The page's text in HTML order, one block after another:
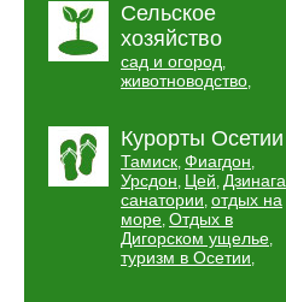
Сельское
хозяйство
сад и огород,
животноводство,
Курорты Осетии
Тамиск, Фиагдон,
Урсдон, Цей, Дзинага
санатории, отдых на
море, Отдых в
Дигорском ущелье,
туризм в Осетии,